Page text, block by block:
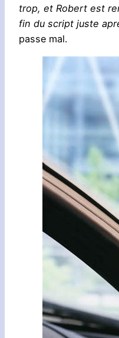
trop, et Robert est
fin du script juste
passe mal.